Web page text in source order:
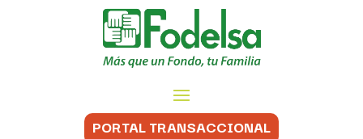
PORTAL TRANSACCIONAL